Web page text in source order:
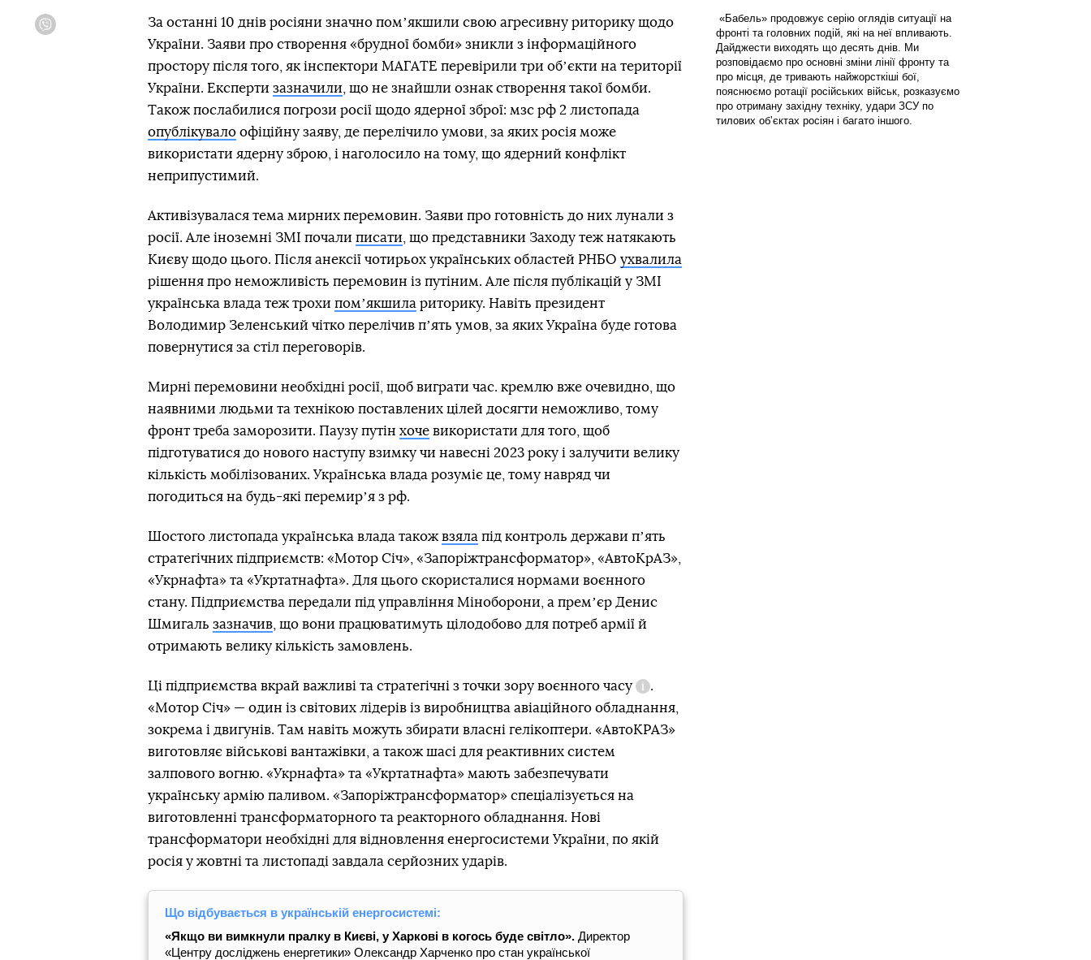
«Бабель» продовжує серію оглядів ситуації на
фронті та головних подій, які на неї впливають.
Дайджести виходять що десять днів. Ми
розповідаємо про основні зміни лінії фронту та
про місця, де тривають найжорсткіші бої,
пояснюємо ротації російських військ, розказуємо
про отриману західну техніку, удари ЗСУ по
тилових обʼєктах росіян і багато іншого.
За останні 10 днів росіяни значно помʼякшили свою агресивну риторику щодо
України. Заяви про створення «брудної бомби» зникли з інформаційного
простору після того, як інспектори МАГАТЕ перевірили три обʼєкти на території
України. Експерти зазначили , що не знайшли ознак створення такої бомби.
Також послабилися погрози росії щодо ядерної зброї: мзс рф 2 листопада
опублікувало офіційну заяву, де перелічило умови, за яких росія може
використати ядерну зброю, і наголосило на тому, що ядерний конфлікт
неприпустимий.
Активізувалася тема мирних перемовин. Заяви про готовність до них лунали з
росії. Але іноземні ЗМІ почали писати , що представники Заходу теж натякають
Києву щодо цього. Після анексії чотирьох українських областей РНБО ухвалила
рішення про неможливість перемовин із путіним. Але після публікацій у ЗМІ
українська влада теж трохи помʼякшила риторику. Навіть президент
Володимир Зеленський чітко перелічив пʼять умов, за яких Україна буде готова
повернутися за стіл переговорів.
Мирні перемовини необхідні росії, щоб виграти час. кремлю вже очевидно, що
наявними людьми та технікою поставлених цілей досягти неможливо, тому
фронт треба заморозити. Паузу путін хоче використати для того, щоб
підготуватися до нового наступу взимку чи навесні 2023 року і залучити велику
кількість мобілізованих. Українська влада розуміє це, тому навряд чи
погодиться на будь-які перемирʼя з рф.
Шостого листопада українська влада також взяла під контроль держави пʼять
стратегічних підприємств: «Мотор Січ», «Запоріжтрансформатор», «АвтоКрАЗ»,
«Укрнафта» та «Укртатнафта». Для цього скористалися нормами воєнного
стану. Підприємства передали під управління Міноборони, а премʼєр Денис
Шмигаль зазначив , що вони працюватимуть цілодобово для потреб армії й
отримають велику кількість замовлень.
Ці підприємства вкрай важливі та стратегічні з точки зору воєнного часу
Довідка
.
«Мотор Січ» — один із світових лідерів із виробництва авіаційного обладнання,
зокрема і двигунів. Там навіть можуть збирати власні гелікоптери. «АвтоКРАЗ»
виготовляє військові вантажівки, а також шасі для реактивних систем
залпового вогню. «Укрнафта» та «Укртатнафта» мають забезпечувати
українську армію паливом. «Запоріжтрансформатор» спеціалізується на
виготовленні трансформаторного та реакторного обладнання. Нові
трансформатори необхідні для відновлення енергосистеми України, по якій
росія у жовтні та листопаді завдала серйозних ударів.
Що відбувається в українській енергосистемі:
«Якщо ви вимкнули пралку в Києві, у Харкові в когось буде світло». Директор
«Центру досліджень енергетики» Олександр Харченко про стан української